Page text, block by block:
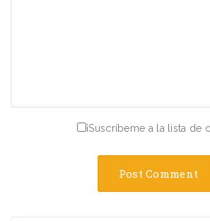
¡Suscríbeme a la lista de